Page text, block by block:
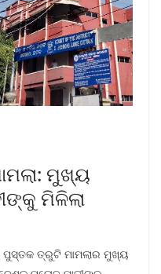
ମୁଖ୍ୟ
ମିଳିଲା
ପୁସ୍ତକ ତ୍ରୁଟି ମାମଲାର ମୁଖ୍ୟ